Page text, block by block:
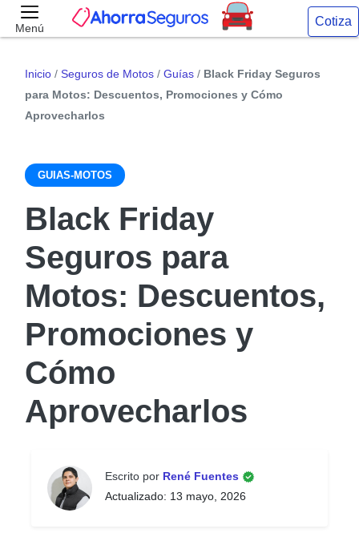
Menú Cotiza
Inicio / Seguros de Motos / Guías / Black Friday Seguros
para Motos: Descuentos, Promociones y Cómo
Aprovecharlos
GUIAS-MOTOS
Black Friday
Seguros para
Motos: Descuentos,
Promociones y
Cómo
Aprovecharlos
Escrito por René Fuentes
Actualizado: 13 mayo, 2026